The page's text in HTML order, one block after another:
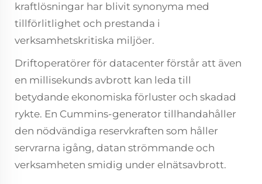
kraftlösningar har blivit synonyma med
tillförlitlighet och prestanda i
verksamhetskritiska miljöer.
Driftoperatörer för datacenter förstår att även
en millisekunds avbrott kan leda till
betydande ekonomiska förluster och skadad
rykte. En Cummins-generator tillhandahåller
den nödvändiga reservkraften som håller
servrarna igång, datan strömmande och
verksamheten smidig under elnätsavbrott.